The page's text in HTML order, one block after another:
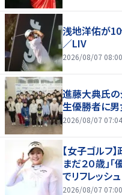
浅地洋佑が
／LIV
2026/08/07 08:00
進藤大典氏
生優勝者に
2026/08/07 07:04
【女子ゴルフ
まだ２０歳」
でリフレッシュ
2026/08/07 07:00